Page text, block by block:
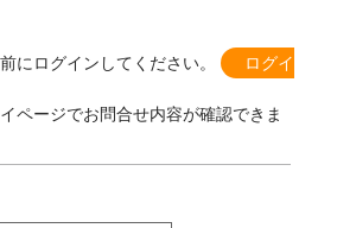
にログインしてください。
ログイ
ページでお問合せ内容が確認できま